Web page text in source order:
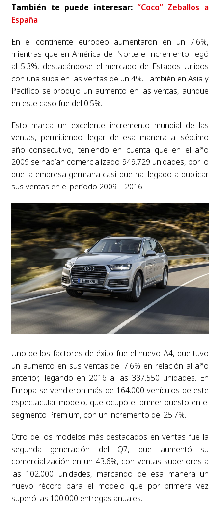
También te puede interesar: “Coco” Zeballos a
España
En el continente europeo aumentaron en un 7.6%,
mientras que en América del Norte el incremento llegó
al 5.3%, destacándose el mercado de Estados Unidos
con una suba en las ventas de un 4%. También en Asia y
Pacífico se produjo un aumento en las ventas, aunque
en este caso fue del 0.5%.
Esto marca un excelente incremento mundial de las
ventas, permitiendo llegar de esa manera al séptimo
año consecutivo, teniendo en cuenta que en el año
2009 se habían comercializado 949.729 unidades, por lo
que la empresa germana casi que ha llegado a duplicar
sus ventas en el período 2009 – 2016.
Uno de los factores de éxito fue el nuevo A4, que tuvo
un aumento en sus ventas del 7.6% en relación al año
anterior, llegando en 2016 a las 337.550 unidades. En
Europa se vendieron más de 164.000 vehículos de este
espectacular modelo, que ocupó el primer puesto en el
segmento Premium, con un incremento del 25.7%.
Otro de los modelos más destacados en ventas fue la
segunda generación del Q7, que aumentó su
comercialización en un 43.6%, con ventas superiores a
las 102.000 unidades, marcando de esa manera un
nuevo récord para el modelo que por primera vez
superó las 100.000 entregas anuales.